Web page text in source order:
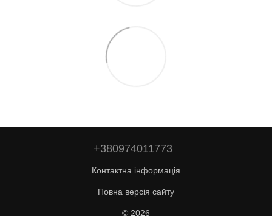
+380974011773
Контактна інформація
Повна версія сайту
© 2026